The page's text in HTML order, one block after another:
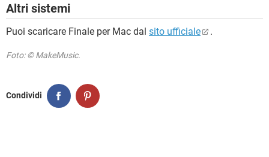
Altri sistemi
Puoi scaricare Finale per Mac dal sito ufficiale .
Foto: © MakeMusic.
Condividi